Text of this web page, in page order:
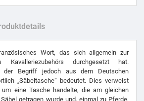
Wort, das sich allgemein zur
Kavalleriezubehörs durchgesetzt hat.
der Begriff jedoch aus dem Deutschen
„Säbeltasche“ bedeutet. Dies verweist
eine Tasche handelte, die am gleichen
getragen wurde und, einmal zu Pferde,